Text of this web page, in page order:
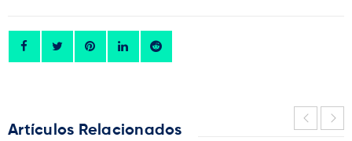
Artículos Relacionados